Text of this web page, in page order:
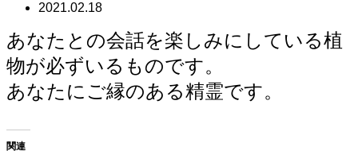
2021.02.18
あなたとの会話を楽しみにしている植
物が必ずいるものです。
あなたにご縁のある精霊です。
関連